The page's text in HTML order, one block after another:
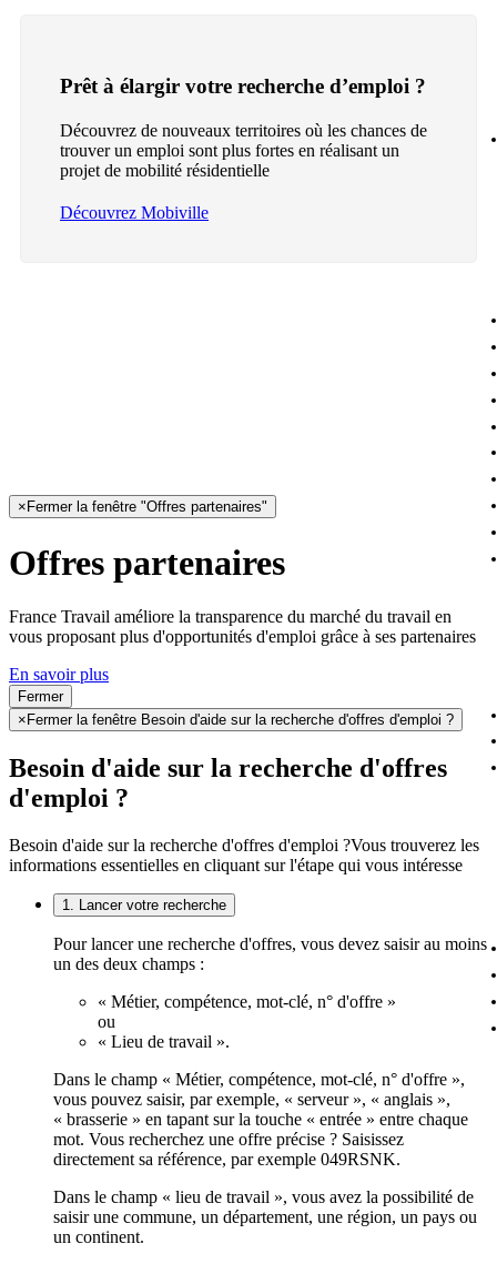
Prêt à élargir votre recherche d’emploi ?
Découvrez de nouveaux territoires où les chances de
trouver un emploi sont plus fortes en réalisant un
projet de mobilité résidentielle
Découvrez Mobiville
× Fermer la fenêtre "Offres partenaires"
Offres partenaires
France Travail améliore la transparence du marché du travail en
vous proposant plus d'opportunités d'emploi grâce à ses partenaires
En savoir plus
Fermer
× Fermer la fenêtre Besoin d'aide sur la recherche d'offres d'emploi ?
Besoin d'aide sur la recherche d'offres
d'emploi ?
Besoin d'aide sur la recherche d'offres d'emploi ?Vous trouverez les
informations essentielles en cliquant sur l'étape qui vous intéresse
1. Lancer votre recherche
Pour lancer une recherche d'offres, vous devez saisir au moins
un des deux champs :
« Métier, compétence, mot-clé, n° d'offre »
ou
« Lieu de travail ».
Dans le champ « Métier, compétence, mot-clé, n° d'offre »,
vous pouvez saisir, par exemple, « serveur », « anglais »,
« brasserie » en tapant sur la touche « entrée » entre chaque
mot. Vous recherchez une offre précise ? Saisissez
directement sa référence, par exemple 049RSNK.
Dans le champ « lieu de travail », vous avez la possibilité de
saisir une commune, un département, une région, un pays ou
un continent.